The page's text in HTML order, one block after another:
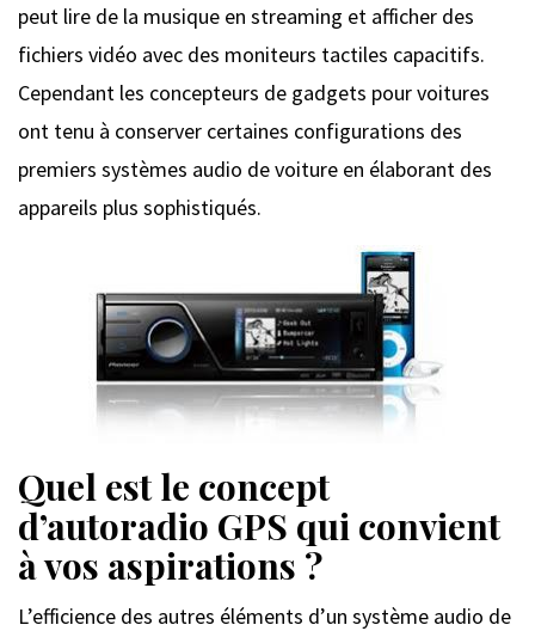
peut lire de la musique en streaming et afficher des
fichiers vidéo avec des moniteurs tactiles capacitifs.
Cependant les concepteurs de gadgets pour voitures
ont tenu à conserver certaines configurations des
premiers systèmes audio de voiture en élaborant des
appareils plus sophistiqués.
Quel est le concept
d’autoradio GPS qui convient
à vos aspirations ?
L’efficience des autres éléments d’un système audio de